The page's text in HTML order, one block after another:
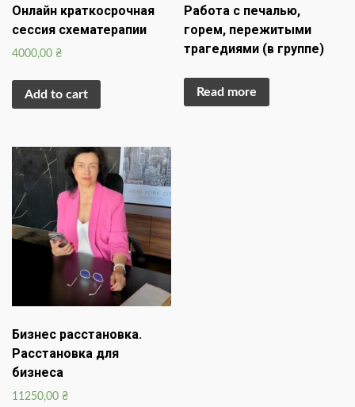
Онлайн краткосрочная
сессия схематерапии
4000,00 ₴
Add to cart
Работа с печалью,
горем, пережитыми
трагедиями (в группе)
Read more
Бизнес расстановка.
Расстановка для
бизнеса
11250,00 ₴